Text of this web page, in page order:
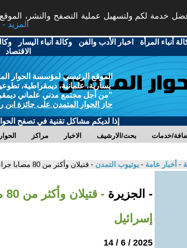
خدمة لكم ولتسهيل عملية التصفح والنشر،
More info - المزيد
أنباء المرأة - اخبار الأدب والفن -وكالة أنباء اليسار -
الاقتصاد -
الموقع الرئيسي لمؤسسة الحوار
يسارية، علمانية، ديمقراطية،
"من أجل مجتمع مدني علماني
حاز الحوار المتمدن على جائزة ابن
إذا لديكم مشاكل تقنية في تصفح
مراكز الاخبار بحث/الارشيف خدمات
- أخبار عامة - يوتيوب التمدن - قتيلان وأكثر من 80 مصابا جراء الصواريخ الإيرانية على إسرائيل
- الجزيرة
إسرائيل
2025 / 6 / 14